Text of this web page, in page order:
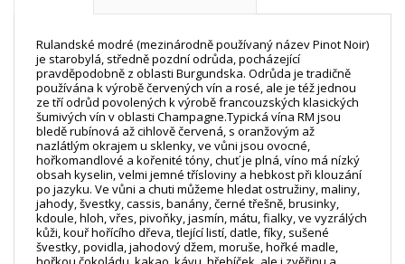
Rulandské modré (mezinárodně používaný název Pinot Noir)
je starobylá, středně pozdní odrůda, pocházející
pravděpodobně z oblasti Burgundska. Odrůda je tradičně
používána k výrobě červených vín a rosé, ale je též jednou
ze tří odrůd povolených k výrobě francouzských klasických
šumivých vín v oblasti Champagne.Typická vína RM jsou
bledě rubínová až cihlově červená, s oranžovým až
nazlátlým okrajem u sklenky, ve vůni jsou ovocné,
hořkomandlové a kořenité tóny, chuť je plná, víno má nízký
obsah kyselin, velmi jemné třísloviny a hebkost při klouzání
po jazyku. Ve vůni a chuti můžeme hledat ostružiny, maliny,
jahody, švestky, cassis, banány, černé třešně, brusinky,
kdoule, hloh, vřes, pivoňky, jasmín, mátu, fialky, ve vyzrálých
kůži, kouř hořícího dřeva, tlející listí, datle, fíky, sušené
švestky, povidla, jahodový džem, moruše, hořké madle,
((cancelText)) ((createText))